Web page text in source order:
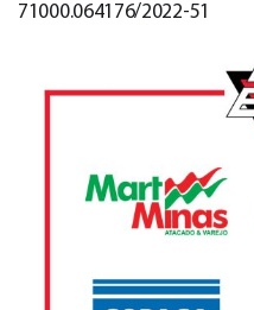
71000.064176/2022-51